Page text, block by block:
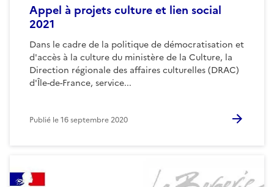
Appel à projets culture et lien social
2021
Dans le cadre de la politique de démocratisation et
d'accès à la culture du ministère de la Culture, la
Direction régionale des affaires culturelles (DRAC)
d'Île-de-France, service...
Publié le16 septembre 2020